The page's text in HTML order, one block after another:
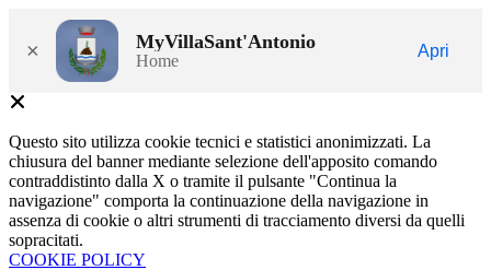
× MyVillaSant'Antonio
Home
Apri
Questo sito utilizza cookie tecnici e statistici anonimizzati. La
chiusura del banner mediante selezione dell'apposito comando
contraddistinto dalla X o tramite il pulsante "Continua la
navigazione" comporta la continuazione della navigazione in
assenza di cookie o altri strumenti di tracciamento diversi da quelli
sopracitati.
COOKIE POLICY